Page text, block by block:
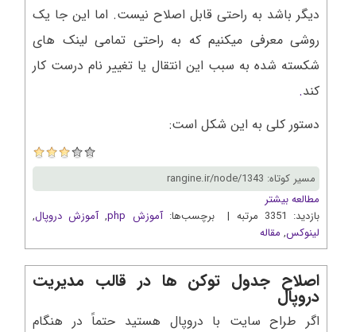
دیگر باشد به راحتی قابل اصلاح نیست. اما این جا یک
روشی معرفی میکنیم که به راحتی تمامی لینک های
شکسته شده به سبب این انتقال یا تغییر نام درست کار
کند.
دستور کلی به این شکل است:
مسیر کوتاه: rangine.ir/node/1343
مطالعه بیشتر
بازدید: 3351 مرتبه | برچسب‌ها:
آموزش php ,آموزش دروپال,
لینوکس, مقاله
اصلاح جدول توکن ها در قالب مدیریت
دروپال
اگر طراح سایت با دروپال هستید حتماً در هنگام